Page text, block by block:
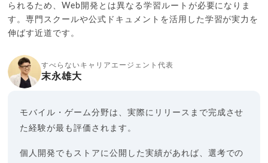
られるため、Web開発とは異なる学習ルートが必要になりま
す。専門スクールや公式ドキュメントを活用した学習が実力を
伸ばす近道です。
すべらないキャリアエージェント代表
末永雄大
モバイル・ゲーム分野は、実際にリリースまで完成させ
た経験が最も評価されます。
個人開発でもストアに公開した実績があれば、選考での